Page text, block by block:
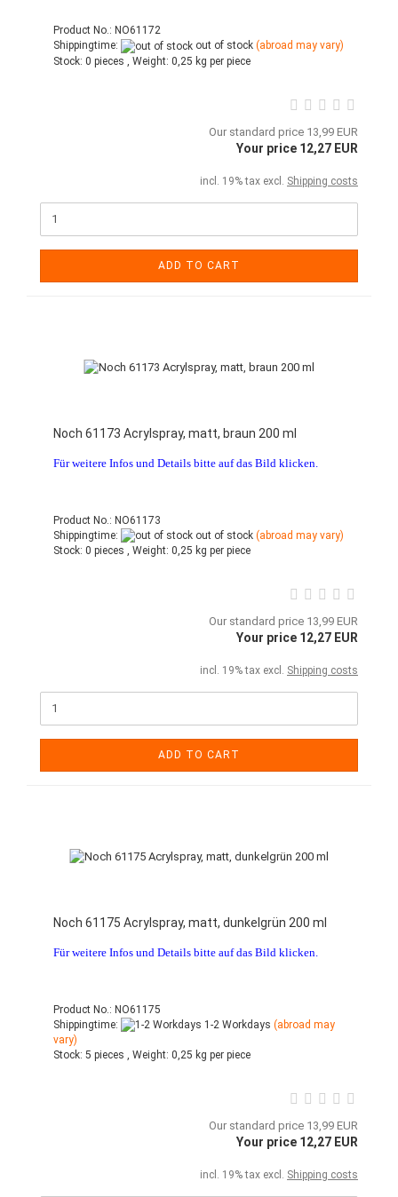
Product No.: NO61172
Shippingtime:
out of stock (abroad may vary)
Stock: 0 pieces , Weight: 0,25 kg per piece
Our standard price 13,99 EUR
Your price 12,27 EUR
incl. 19% tax excl. Shipping costs
ADD TO CART
Noch 61173 Acrylspray, matt, braun 200 ml
Für weitere Infos und Details bitte auf das Bild klicken.
Product No.: NO61173
Shippingtime:
out of stock (abroad may vary)
Stock: 0 pieces , Weight: 0,25 kg per piece
Our standard price 13,99 EUR
Your price 12,27 EUR
incl. 19% tax excl. Shipping costs
ADD TO CART
Noch 61175 Acrylspray, matt, dunkelgrün 200 ml
Für weitere Infos und Details bitte auf das Bild klicken.
Product No.: NO61175
Shippingtime:
1-2 Workdays (abroad may
vary)
Stock: 5 pieces , Weight: 0,25 kg per piece
Our standard price 13,99 EUR
Your price 12,27 EUR
incl. 19% tax excl. Shipping costs